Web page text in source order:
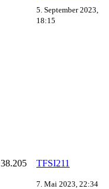
5. September 2023,
18:15
38.205 TFSI211
7. Mai 2023, 22:34